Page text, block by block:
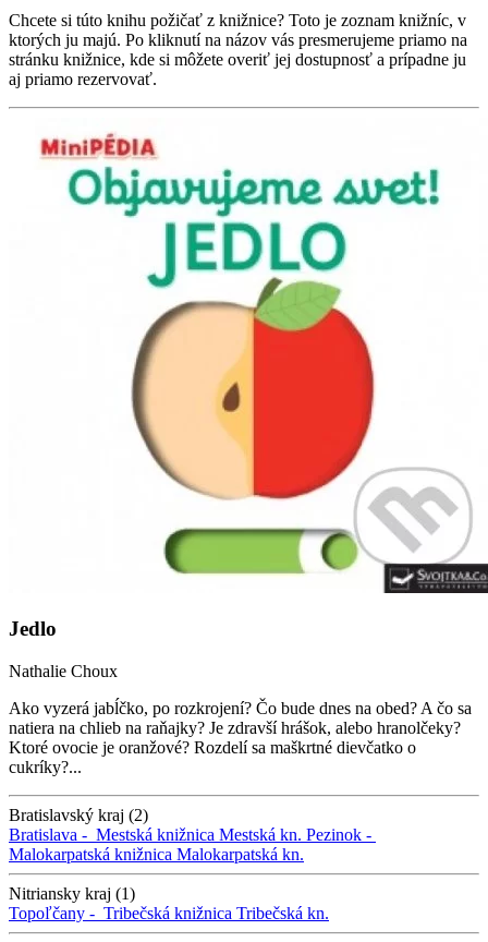
Chcete si túto knihu požičať z knižnice? Toto je zoznam knižníc, v
ktorých ju majú. Po kliknutí na názov vás presmerujeme priamo na
stránku knižnice, kde si môžete overiť jej dostupnosť a prípadne ju
aj priamo rezervovať.
Jedlo
Nathalie Choux
Ako vyzerá jabĺčko, po rozkrojení? Čo bude dnes na obed? A čo sa
natiera na chlieb na raňajky? Je zdravší hrášok, alebo hranolčeky?
Ktoré ovocie je oranžové? Rozdelí sa maškrtné dievčatko o
cukríky?...
Bratislavský kraj (2)
Bratislava - Mestská knižnica Mestská kn. Pezinok -
Malokarpatská knižnica Malokarpatská kn.
Nitriansky kraj (1)
Topoľčany - Tribečská knižnica Tribečská kn.